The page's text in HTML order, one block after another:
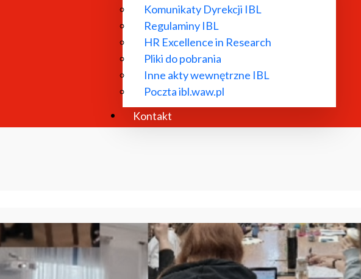
Komunikaty Dyrekcji IBL
Regulaminy IBL
HR Excellence in Research
Pliki do pobrania
Inne akty wewnętrzne IBL
Poczta ibl.waw.pl
Kontakt